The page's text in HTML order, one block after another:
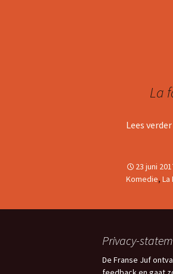
La
Lees verder
23 juni
Komedie, La
Privacy-
De Franse Juf